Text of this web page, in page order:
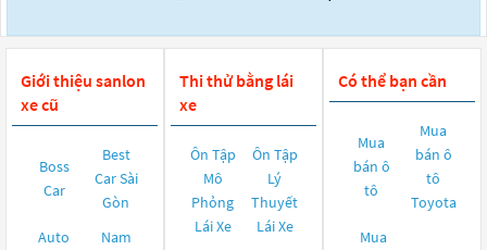
Giới thiệu sanlon
xe cũ
Boss
Car
Best
Car Sài
Gòn
Auto
Nam
Thi thử bằng lái
xe
Ôn Tập
Mô
Phỏng
Lái Xe
Ôn Tập
Lý
Thuyết
Lái Xe
Có thể bạn cần
Mua
bán ô
tô
Mua
bán ô
tô
Toyota
Mua